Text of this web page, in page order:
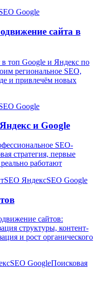
Google
сайта в
топ Google и Яндекс по
региональное SEO,
и привлечём новых
Google
и Google
SEO-
стратегия, первые
работают
SEO ЯндексSEO Google
сайтов:
структуры, контент-
и рост органического
SEO GoogleПоисковая